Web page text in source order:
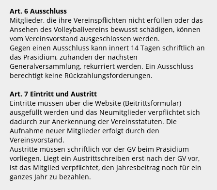
Art. 6 Ausschluss
Mitglieder, die ihre Vereinspflichten nicht erfüllen oder das
Ansehen des Volleyballvereins bewusst schädigen, können
vom Vereinsvorstand ausgeschlossen werden.
Gegen einen Ausschluss kann innert 14 Tagen schriftlich an
das Präsidium, zuhanden der nächsten
Generalversammlung, rekurriert werden. Ein Ausschluss
berechtigt keine Rückzahlungsforderungen.
Art. 7 Eintritt und Austritt
Eintritte müssen über die Website (Beitrittsformular)
ausgefüllt werden und das Neumitglieder verpflichtet sich
dadurch zur Anerkennung der Vereinsstatuten. Die
Aufnahme neuer Mitglieder erfolgt durch den
Vereinsvorstand.
Austritte müssen schriftlich vor der GV beim Präsidium
vorliegen. Liegt ein Austrittschreiben erst nach der GV vor,
ist das Mitglied verpflichtet, den Jahresbeitrag noch für ein
ganzes Jahr zu bezahlen.